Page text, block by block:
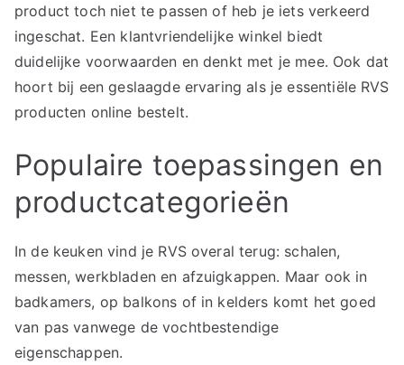
product toch niet te passen of heb je iets verkeerd
ingeschat. Een klantvriendelijke winkel biedt
duidelijke voorwaarden en denkt met je mee. Ook dat
hoort bij een geslaagde ervaring als je essentiële RVS
producten online bestelt.
Populaire toepassingen en
productcategorieën
In de keuken vind je RVS overal terug: schalen,
messen, werkbladen en afzuigkappen. Maar ook in
badkamers, op balkons of in kelders komt het goed
van pas vanwege de vochtbestendige
eigenschappen.